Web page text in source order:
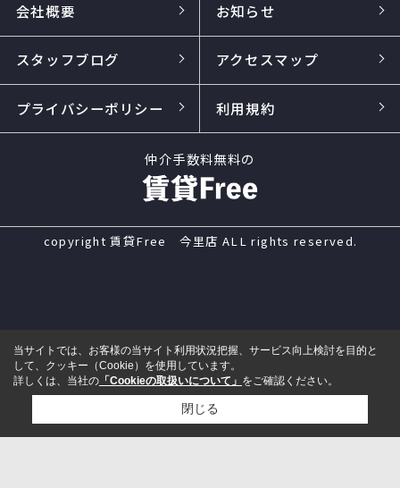
会社概要 お知らせ
スタッフブログ アクセスマップ
プライバシーポリシー 利用規約
仲介手数料無料の
copyright 賃貸Free 今里店 ALL rights reserved.
来店予約 電話
当サイトでは、お客様の当サイト利用状況把握、サービス向上検討を目的と
して、クッキー（Cookie）を使用しています。
詳しくは、当社の 「Cookieの取扱いについて」 をご確認ください。
閉じる